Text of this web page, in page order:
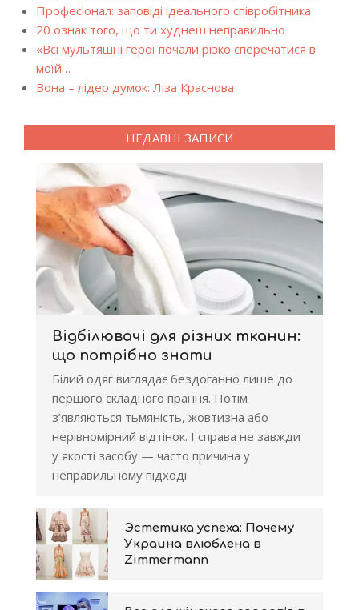
Професіонал: заповіді ідеального співробітника
20 ознак того, що ти худнеш неправильно
«Всі мультяшні герої почали різко сперечатися в
моїй…
Вона – лідер думок: Ліза Краснова
НЕДАВНІ ЗАПИСИ
Відбілювачі для різних тканин:
що потрібно знати
Білий одяг виглядає бездоганно лише до
першого складного прання. Потім
з’являються тьмяність, жовтизна або
нерівномірний відтінок. І справа не завжди
у якості засобу — часто причина у
неправильному підході
Эстетика успеха: Почему
Украина влюблена в
Zimmermann